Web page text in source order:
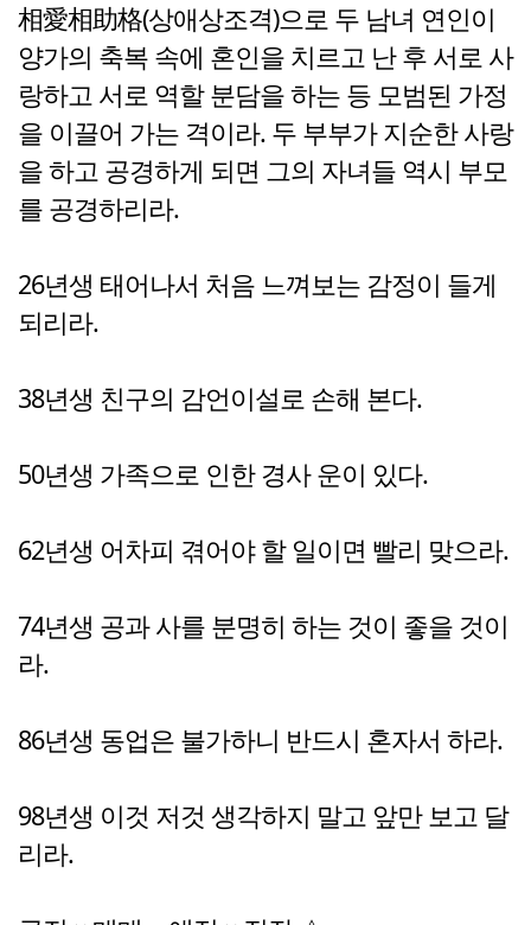
相愛相助格(상애상조격)으로 두 남녀 연인이
양가의 축복 속에 혼인을 치르고 난 후 서로 사
랑하고 서로 역할 분담을 하는 등 모범된 가정
을 이끌어 가는 격이라. 두 부부가 지순한 사랑
을 하고 공경하게 되면 그의 자녀들 역시 부모
를 공경하리라.
26년생 태어나서 처음 느껴보는 감정이 들게
되리라.
38년생 친구의 감언이설로 손해 본다.
50년생 가족으로 인한 경사 운이 있다.
62년생 어차피 겪어야 할 일이면 빨리 맞으라.
74년생 공과 사를 분명히 하는 것이 좋을 것이
라.
86년생 동업은 불가하니 반드시 혼자서 하라.
98년생 이것 저것 생각하지 말고 앞만 보고 달
리라.